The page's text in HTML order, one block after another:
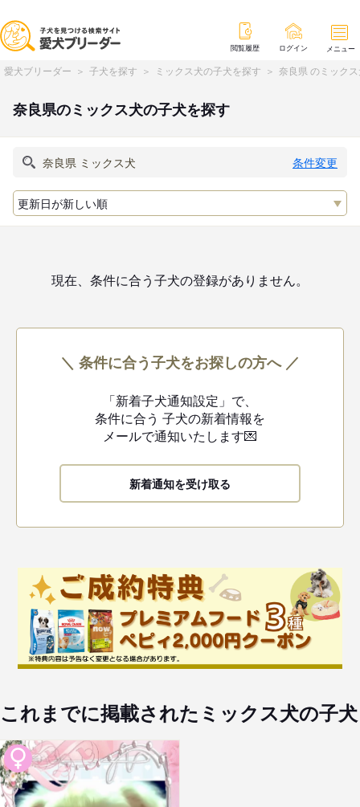
閲覧履歴 ログイン メニュー
愛犬ブリーダー 子犬を探す ミックス犬の子犬を探す 奈良県 のミック
奈良県のミックス犬の子犬を探す
条件変更
現在、条件に合う子犬の登録がありません。
＼ 条件に合う子犬をお探しの方へ ／
「新着子犬通知設定」で、
条件に合う 子犬の新着情報を
メールで通知いたします💌
新着通知を受け取る
これまでに掲載されたミックス犬の子犬